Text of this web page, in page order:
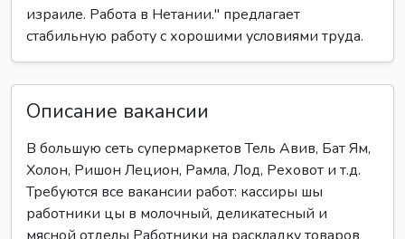
израиле. Работа в Нетании." предлагает
стабильную работу с хорошими условиями труда.
Описание вакансии
В большую сеть супермаркетов Тель Авив, Бат Ям,
Холон, Ришон Лецион, Рамла, Лод, Реховот и т.д.
Требуются все вакансии работ: кассиры шы
работники цы в молочный, деликатесный и